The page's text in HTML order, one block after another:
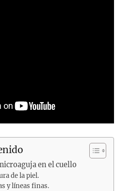
en el cuello
de la piel.
y líneas finas.